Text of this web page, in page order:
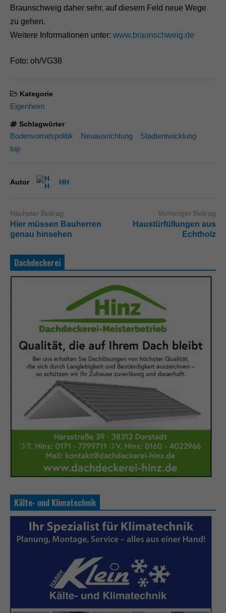
Braunschweig daher sehr, auf diesem Feld neue Wege
zu gehen.
Weitere Informationen unter: www.braunschweig.de
Foto: oh/VG38
Kategorie
Eigenheim
Schlagwörter
Bodenvorratspolitik Neuausrichtung
Stadtentwicklung
top
Autor HH
Nächster Beitrag
Hier müssen Bauherren
genau hinsehen
Vorheriger Beitrag
Haustürfüllungen aus
Echtholz
Dachdeckerei
Kälte- und Klimatechnik